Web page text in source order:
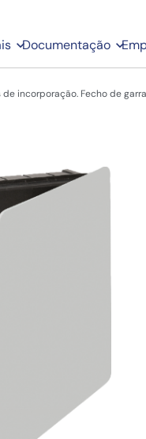
Documentação
de incorporação. Fecho de